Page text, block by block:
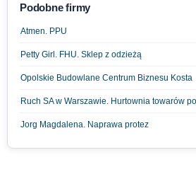
Podobne firmy
Atmen. PPU
Petty Girl. FHU. Sklep z odzieżą
Opolskie Budowlane Centrum Biznesu Kosta
Ruch SA w Warszawie. Hurtownia towarów
Jorg Magdalena. Naprawa protez